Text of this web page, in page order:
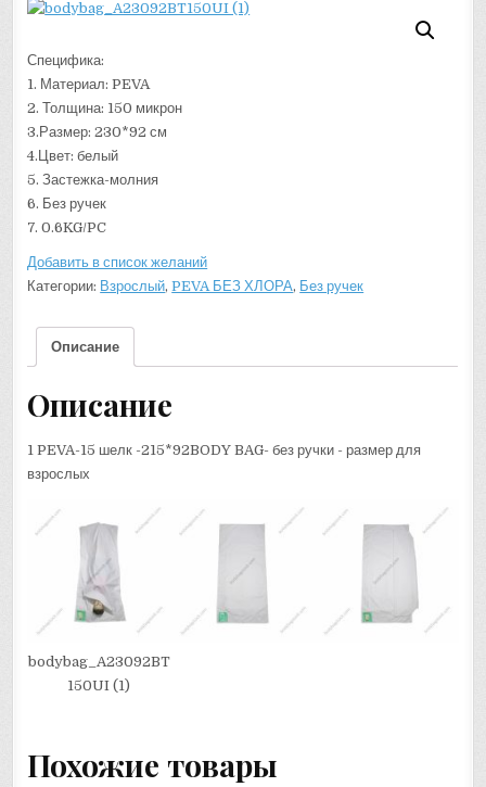
Специфика:
1. Материал: PEVA
2. Толщина: 150 микрон
3.Размер: 230*92 см
4.Цвет: белый
5. Застежка-молния
6. Без ручек
7. 0.6KG/PC
Добавить в список желаний
Категории: Взрослый,PEVA БЕЗ ХЛОРА, Без ручек
Описание
Описание
1 PEVA-15 шелк -215*92BODY BAG- без ручки - размер для
взрослых
bodybag_A23092BT
150UI (1)
Похожие товары